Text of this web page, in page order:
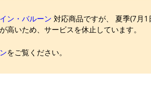
ン・バルーン 対応商品ですが、 夏季(7月1
高いため、サービスを休止しています。
をご覧ください。